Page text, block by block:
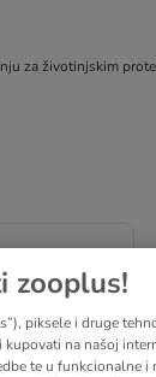
za životinjskim
zooplus!
piksele i druge
na našoj
te u funkcionalne i